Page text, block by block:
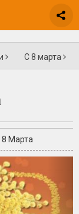
С 8 марта
Марта
+3